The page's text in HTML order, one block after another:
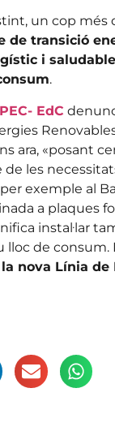
un cop
de transició
i
.
EdC
ara, «posant
de les
exemple al
a plaques
instal·lar
lloc de
nova Línia de